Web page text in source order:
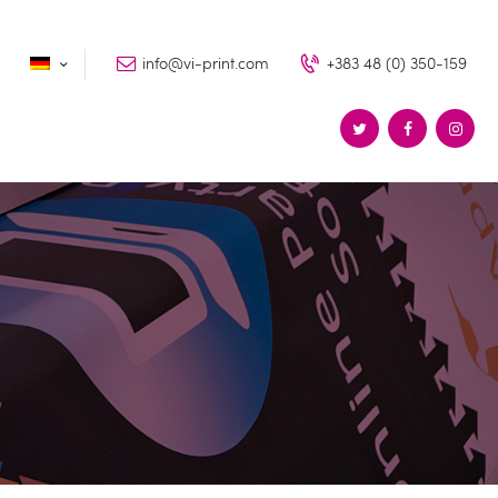
info@vi-print.com +383 48 (0) 350-159